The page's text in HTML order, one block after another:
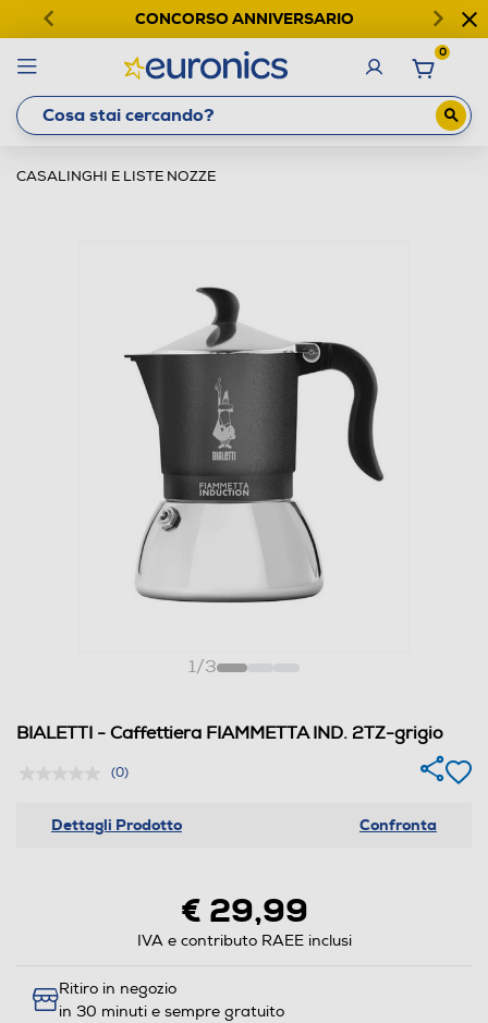
CONCORSO ANNIVERSARIO
0
CASALINGHI E LISTE NOZZE
1/3
BIALETTI - Caffettiera FIAMMETTA IND. 2TZ-grigio
(0)
Dettagli Prodotto Confronta
€ 29,99
IVA e contributo RAEE inclusi
Ritiro in negozio
in 30 minuti e sempre gratuito